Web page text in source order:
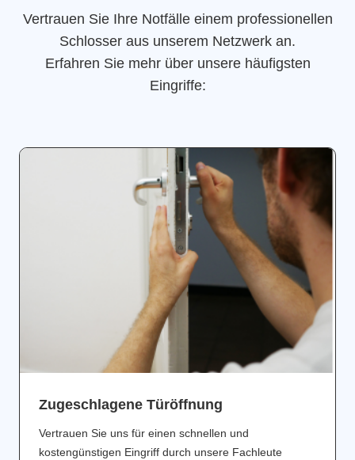
Vertrauen Sie Ihre Notfälle einem professionellen
Schlosser aus unserem Netzwerk an.
Erfahren Sie mehr über unsere häufigsten
Eingriffe:
Zugeschlagene Türöffnung
Vertrauen Sie uns für einen schnellen und
kostengünstigen Eingriff durch unsere Fachleute